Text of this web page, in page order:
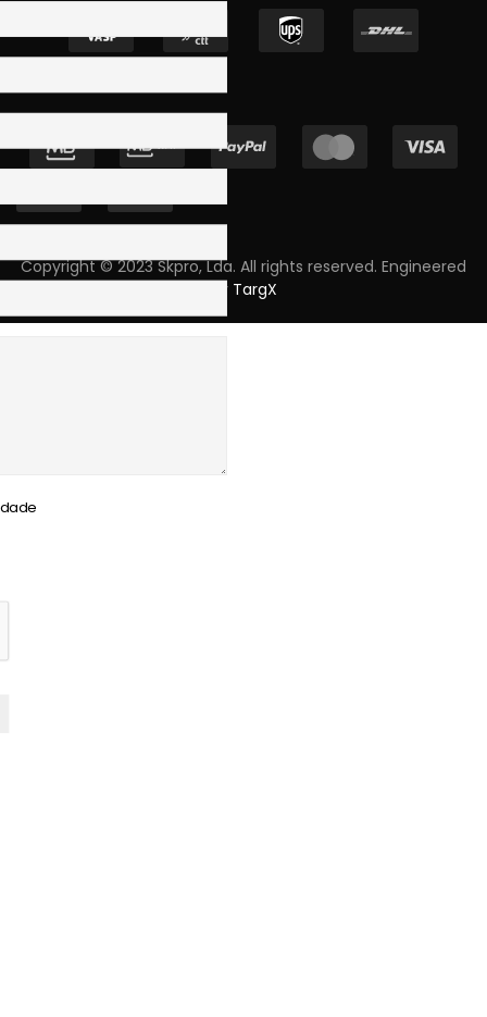
Copyright © 2023 Skpro, Lda. All rights reserved. Engineered
by TargX